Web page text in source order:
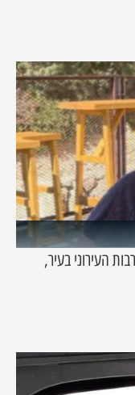
העירוני בעיר,